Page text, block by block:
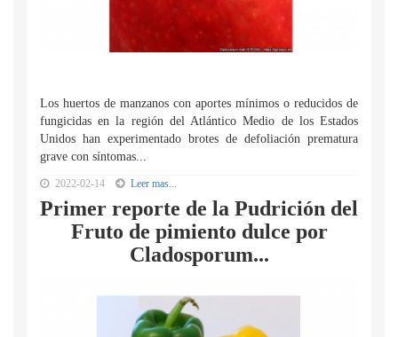
Los huertos de manzanos con aportes mínimos o reducidos de
fungicidas en la región del Atlántico Medio de los Estados
Unidos han experimentado brotes de defoliación prematura
grave con síntomas...
2022-02-14 Leer mas...
Primer reporte de la Pudrición del
Fruto de pimiento dulce por
Cladosporum...